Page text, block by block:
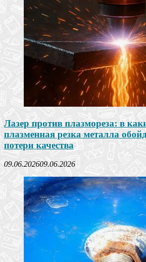
Лазер против плазмореза: в
плазменная резка металла
потери качества
09.06.202609.06.2026